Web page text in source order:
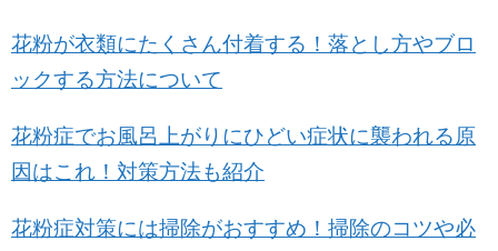
花粉が衣類にたくさん付着する！落とし方やブロ
ックする方法について
花粉症でお風呂上がりにひどい症状に襲われる原
因はこれ！対策方法も紹介
花粉症対策には掃除がおすすめ！掃除のコツや必